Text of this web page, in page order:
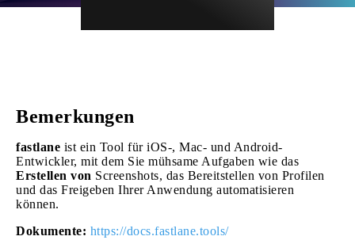
Bemerkungen
fastlane ist ein Tool für iOS-, Mac- und Android-
Entwickler, mit dem Sie mühsame Aufgaben wie das
Erstellen von Screenshots, das Bereitstellen von Profilen
und das Freigeben Ihrer Anwendung automatisieren
können.
Dokumente: https://docs.fastlane.tools/